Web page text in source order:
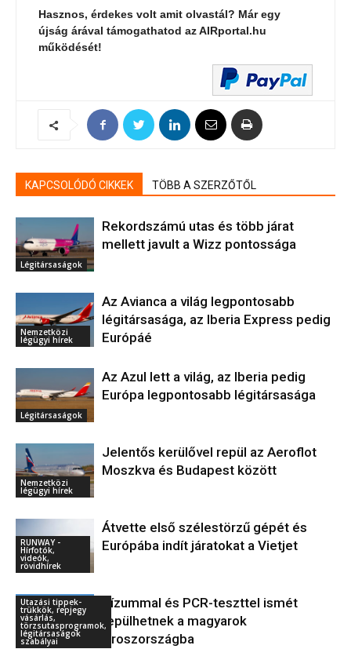
Hasznos, érdekes volt amit olvastál? Már egy
újság árával támogathatod az AIRportal.hu
működését!
KAPCSOLÓDÓ CIKKEK TÖBB A SZERZŐTŐL
Légitársaságok
Rekordszámú utas és több járat
mellett javult a Wizz pontossága
Nemzetközi
légügyi hírek
Az Avianca a világ legpontosabb
légitársasága, az Iberia Express pedig
Európáé
Légitársaságok
Az Azul lett a világ, az Iberia pedig
Európa legpontosabb légitársasága
Nemzetközi
légügyi hírek
Jelentős kerülővel repül az Aeroflot
Moszkva és Budapest között
RUNWAY -
Hírfotók,
videók,
rövidhírek
Átvette első szélestörzű gépét és
Európába indít járatokat a Vietjet
Utazási tippek-
trükkök, repjegy
vásárlás,
törzsutasprogramok,
légitársaságok
szabályai
Vízummal és PCR-teszttel ismét
repülhetnek a magyarok
Oroszországba